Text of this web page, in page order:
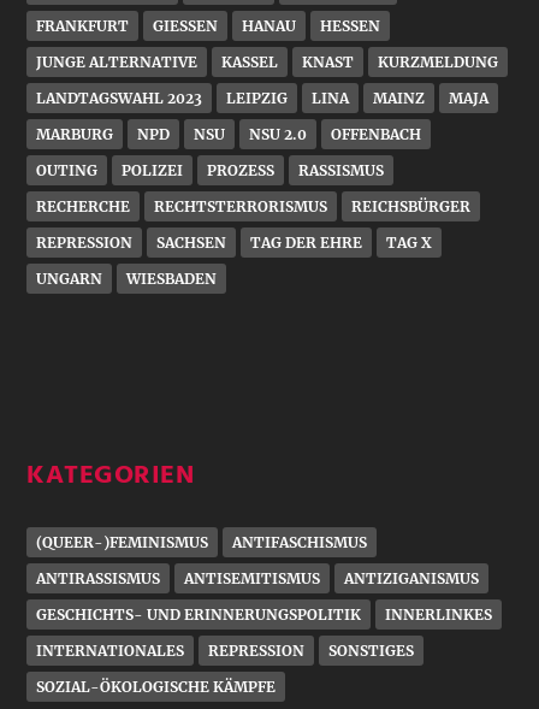
FRANKFURT
GIESSEN HANAU
HESSEN
JUNGE ALTERNATIVE
KASSEL KNAST
KURZMELDUNG
LANDTAGSWAHL 2023
LEIPZIG LINA MAINZ
MAJA
MARBURG
NPD NSU NSU 2.0
OFFENBACH
OUTING
POLIZEI PROZESS
RASSISMUS
RECHERCHE
RECHTSTERRORISMUS
REICHSBÜRGER
REPRESSION
SACHSEN TAG DER EHRE
TAG X
UNGARN
WIESBADEN
KATEGORIEN
(QUEER-)FEMINISMUS
ANTIFASCHISMUS
ANTIRASSISMUS
ANTISEMITISMUS
ANTIZIGANISMUS
GESCHICHTS- UND ERINNERUNGSPOLITIK
INNERLINKES
INTERNATIONALES
REPRESSION
SONSTIGES
SOZIAL-ÖKOLOGISCHE KÄMPFE